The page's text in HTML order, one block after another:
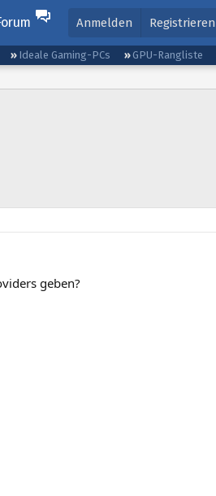
Anmelden Registrieren
Ideale Gaming-PCs GPU-Rangliste
geben?